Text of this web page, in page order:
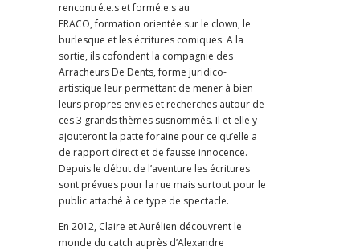
rencontré.e.s et formé.e.s au
FRACO, formation orientée sur le clown, le
burlesque et les écritures comiques. A la
sortie, ils cofondent la compagnie des
Arracheurs De Dents, forme juridico-
artistique leur permettant de mener à bien
leurs propres envies et recherches autour de
ces 3 grands thèmes susnommés. Il et elle y
ajouteront la patte foraine pour ce qu’elle a
de rapport direct et de fausse innocence.
Depuis le début de l’aventure les écritures
sont prévues pour la rue mais surtout pour le
public attaché à ce type de spectacle.
En 2012, Claire et Aurélien découvrent le
monde du catch auprès d’Alexandre